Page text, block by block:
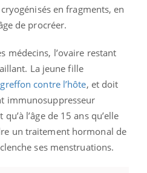
en fragments, en
de procréer.
médecins, l’ovaire restant
La jeune fille
contre l’hôte, et doit
immunosuppresseur
l’âge de 15 ans qu’elle
un traitement hormonal de
ses menstruations.